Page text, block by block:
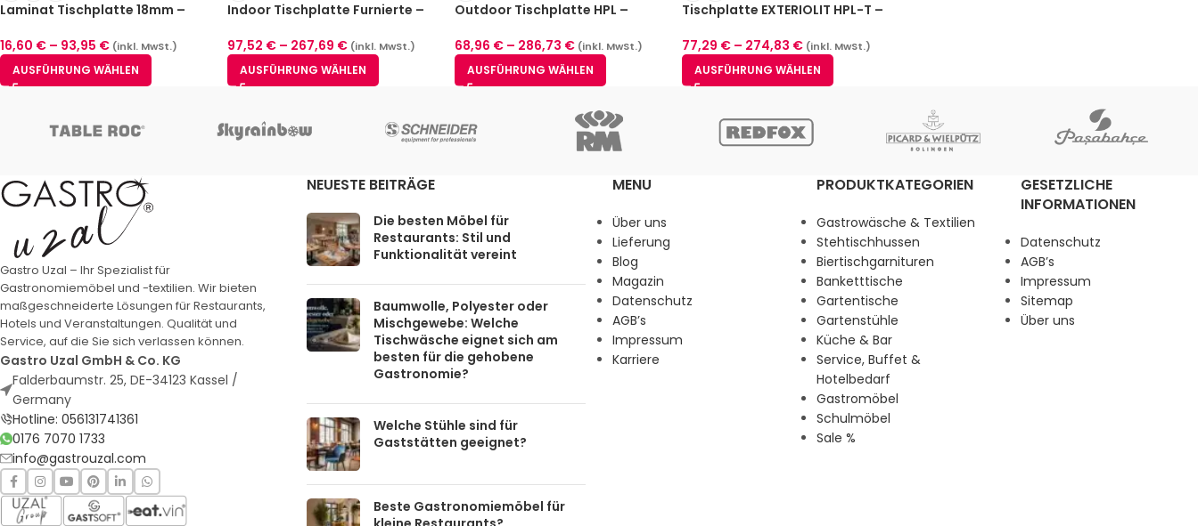
Laminat Tischplatte 18mm –
16,60 € – 93,95 € (inkl. MwSt.)
AUSFÜHRUNG WÄHLEN
Indoor Tischplatte Furnierte –
97,52 € – 267,69 € (inkl. MwSt.)
AUSFÜHRUNG WÄHLEN
Outdoor Tischplatte HPL –
68,96 € – 286,73 € (inkl. MwSt.)
AUSFÜHRUNG WÄHLEN
Tischplatte EXTERIOLIT HPL-T –
77,29 € – 274,83 € (inkl. MwSt.)
AUSFÜHRUNG WÄHLEN
Gastro Uzal – Ihr Spezialist für
Gastronomiemöbel und -textilien. Wir bieten
maßgeschneiderte Lösungen für Restaurants,
Hotels und Veranstaltungen. Qualität und
Service, auf die Sie sich verlassen können.
Gastro Uzal GmbH & Co. KG
Falderbaumstr. 25, DE-34123 Kassel /
Germany
Hotline: 056131741361
0176 7070 1733
info@gastrouzal.com
NEUESTE BEITRÄGE
Die besten Möbel für
Restaurants: Stil und
Funktionalität vereint
Baumwolle, Polyester oder
Mischgewebe: Welche
Tischwäsche eignet sich am
besten für die gehobene
Gastronomie?
Welche Stühle sind für
Gaststätten geeignet?
Beste Gastronomiemöbel für
MENU
Über uns
Lieferung
Blog
Magazin
Datenschutz
AGB’s
Impressum
Karriere
PRODUKTKATEGORIEN
Gastrowäsche & Textilien
Stehtischhussen
Biertischgarnituren
Banketttische
Gartentische
Gartenstühle
Küche & Bar
Service, Buffet &
Hotelbedarf
Gastromöbel
Schulmöbel
Sale %
GESETZLICHE
INFORMATIONEN
Datenschutz
AGB’s
Impressum
Sitemap
Über uns